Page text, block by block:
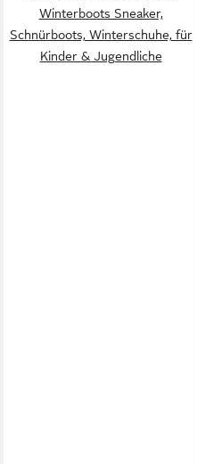
Winterboots Sneaker,
Schnürboots, Winterschuhe, für
Kinder & Jugendliche